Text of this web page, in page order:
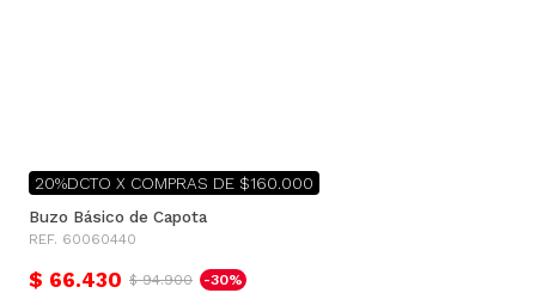
20%DCTO X COMPRAS DE $160.000
Buzo Básico de Capota
REF. 60060440
$ 66.430 $ 94.900 -30%